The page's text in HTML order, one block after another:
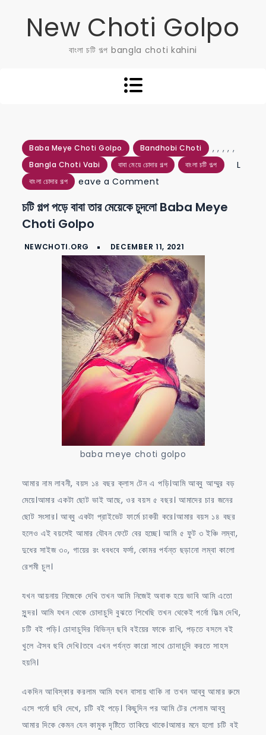
New Choti Golpo
বাংলা চটি গল্প bangla choti kahini
Baba Meye Choti Golpo ,
Bandhobi Choti ,
Bangla Choti Vabi
,
বাবা মেয়ে চোদার গল্প
,
বাংলা চটি গল্প
,
বাংলা চোদার গল্প
L
eave a Comment
গল্প
বাবা
তার
মেয়েকে
চুদলো
baba
meye
choti
golpo
চটি গল্প পড়ে বাবা তার মেয়েকে চুদলো Baba Meye
Choti Golpo
baba meye choti golpo
আমার নাম লাবনী, বয়স ১৪ বছর ক্লাস টেন এ পড়ি।আমি আব্বু আম্মুর বড়
মেয়ে।আমার একটা ছোট ভাই আছে, ওর বয়স ৫ বছর। আমাদের চার জনের
ছোট সংসার। আব্বু একটা প্রাইভেট ফার্মে চাকরী করে।আমার বয়স ১৪ বছর
হলেও এই বয়সেই আমার যৌবন ফেটে বের হচ্ছে। আমি ৫ ফুট ৩ ইঞ্চি লম্বা,
দুধের সাইজ ৩০, গায়ের রং ধবধবে ফর্সা, কোমর পর্যন্ত ছড়ানো লম্বা কালো
রেশমী চুল।
যখন আয়নায় নিজেকে দেখি তখন আমি নিজেই অবাক হয়ে ভাবি আমি এতো
সুন্দর। আমি যখন থেকে চোদাচুদি বুঝতে শিখেছি তখন থেকেই পর্নো ফিল্ম দেখি,
চটি বই পড়ি। চোদাচুদির বিভিন্ন ছবি বইয়ের ফাকে রাখি, পড়তে বসলে বই
খুলে ঐসব ছবি দেখি।তবে এখন পর্যন্ত কারো সাথে চোদাচুদি করতে সাহস
হয়নি।
একদিন আবিস্কার করলাম আমি যখন বাসায় থাকি না তখন আব্বু আমার রুমে
এসে পর্নো ছবি দেখে, চটি বই পড়ে। কিছুদিন পর আমি টের পেলাম আব্বু
আমার দিকে কেমন যেন কামুক দৃষ্টিতে তাকিয়ে থাকে।আমার মনে হলো চটি বই